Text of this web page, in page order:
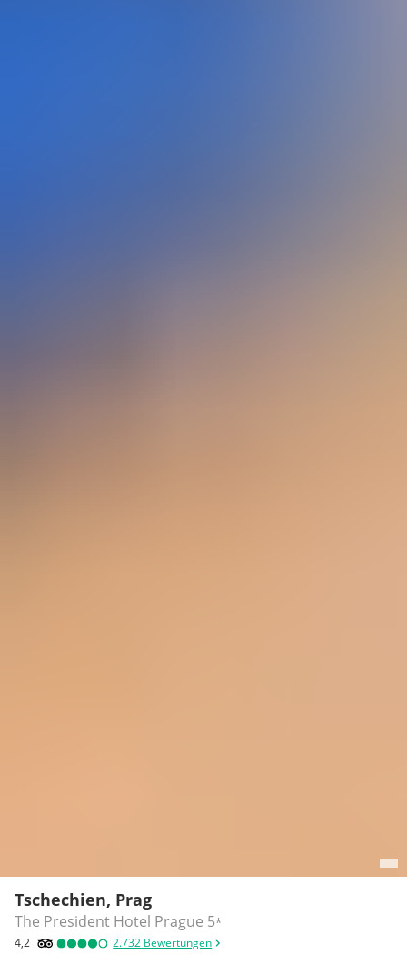
Tschechien, Prag
The President Hotel Prague 5*
4,2 2.732 Bewertungen